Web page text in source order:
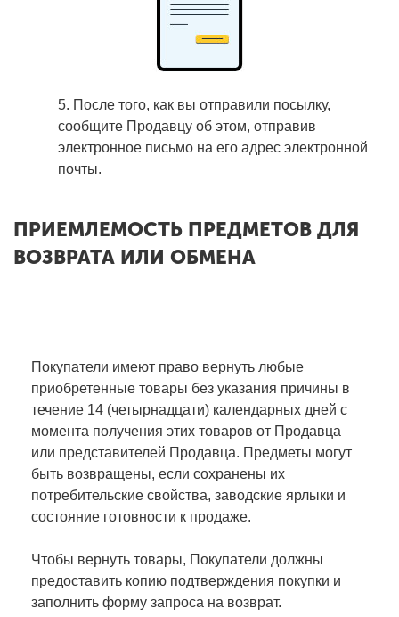
5. После того, как вы отправили посылку,
сообщите Продавцу об этом, отправив
электронное письмо на его адрес электронной
почты.
ПРИЕМЛЕМОСТЬ ПРЕДМЕТОВ ДЛЯ
ВОЗВРАТА ИЛИ ОБМЕНА
Покупатели имеют право вернуть любые
приобретенные товары без указания причины в
течение 14 (четырнадцати) календарных дней с
момента получения этих товаров от Продавца
или представителей Продавца. Предметы могут
быть возвращены, если сохранены их
потребительские свойства, заводские ярлыки и
состояние готовности к продаже.
Чтобы вернуть товары, Покупатели должны
предоставить копию подтверждения покупки и
заполнить форму запроса на возврат.